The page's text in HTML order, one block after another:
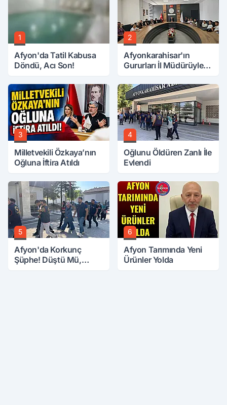
1
Afyon'da Tatil Kabusa
Döndü, Acı Son!
2
Afyonkarahisar'ın
Gururları İl Müdürüyle
3
Milletvekili Özkaya’nın
Oğluna İftira Atıldı
4
Oğlunu Öldüren Zanlı İle
Evlendi
5
Afyon'da Korkunç
Şüphe! Düştü Mü,
6
Afyon Tarımında Yeni
Ürünler Yolda